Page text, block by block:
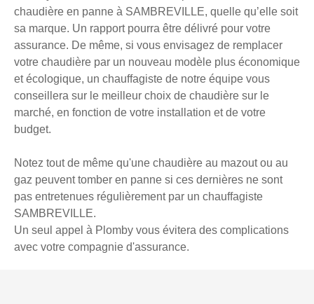
chaudière en panne à SAMBREVILLE, quelle qu’elle soit
sa marque. Un rapport pourra être délivré pour votre
assurance. De même, si vous envisagez de remplacer
votre chaudière par un nouveau modèle plus économique
et écologique, un chauffagiste de notre équipe vous
conseillera sur le meilleur choix de chaudière sur le
marché, en fonction de votre installation et de votre
budget.
Notez tout de même qu'une chaudière au mazout ou au
gaz peuvent tomber en panne si ces dernières ne sont
pas entretenues régulièrement par un chauffagiste
SAMBREVILLE.
Un seul appel à Plomby vous évitera des complications
avec votre compagnie d'assurance.